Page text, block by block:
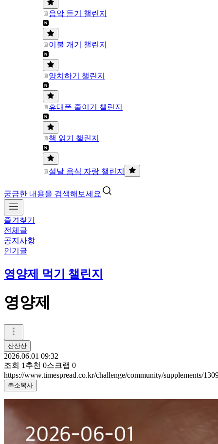
음악 듣기 챌린지
이불 개기 챌린지
양치하기 챌린지
휴대폰 줄이기 챌린지
책 읽기 챌린지
설날 음식 자랑 챌린지
궁금한 내용을 검색해보세요
즐겨찾기
전체글
공지사항
인기글
영양제 먹기 챌린지
영양제
산산산
2026.06.01 09:32
조회 1 추천 0스크랩 0
https://www.timespread.co.kr/challenge/community/supplements/
주소복사